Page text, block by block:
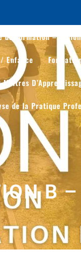
de Formation –
Enfance
de la Pratique
B